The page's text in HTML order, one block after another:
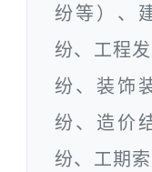
纷等）、
纷、工程
纷、装饰
纷、造价
纷、工期